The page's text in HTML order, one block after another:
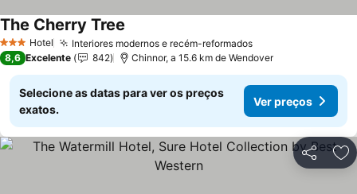
3 EstrelasHotel Interiores modernos e recém-reformados
The Cherry Tree
8,6 Excelente 842 Chinnor, a 15.6 km de Wendover
Selecione as datas para ver os preços
exatos.
Ver preços
Partilhar